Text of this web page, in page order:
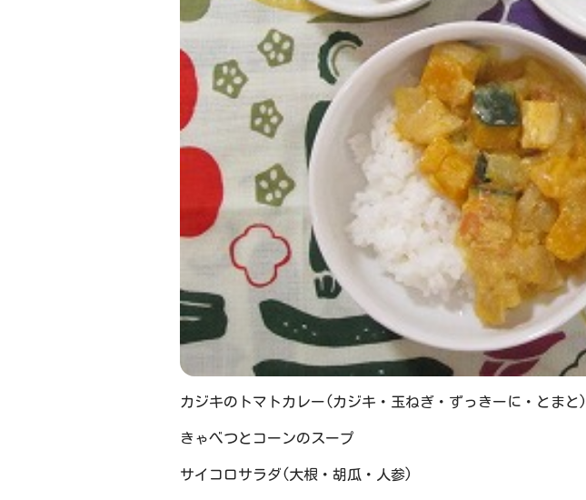
カジキのトマトカレー(カジキ・玉ねぎ・ずっきーに・とまと)
きゃべつとコーンのスープ
サイコロサラダ(大根・胡瓜・人参)